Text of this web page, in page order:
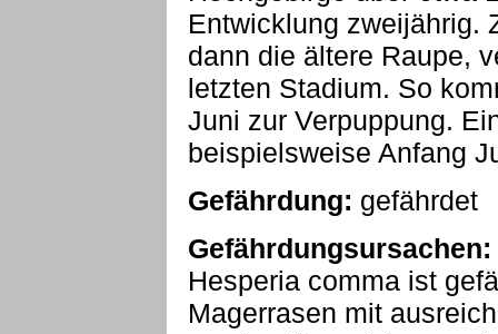
Entwicklung zweijährig.
dann die ältere Raupe,
letzten Stadium. So
Juni zur Verpuppung.
beispielsweise Anfang
Gefährdung: gefährdet
Gefährdungsursachen:
Hesperia comma ist
Magerrasen mit